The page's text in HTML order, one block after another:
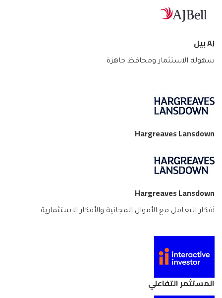
AJ بيل
سهولة الاستثمار ومحافظ جاهزة
Hargreaves Lansdown
Hargreaves Lansdown
أفكار التعامل مع الأموال المجانية والأفكار الاستثمارية
المستثمر التفاعلي